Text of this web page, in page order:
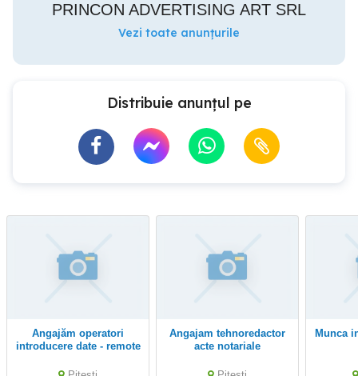
PRINCON ADVERTISING ART SRL
Vezi toate anunțurile
Distribuie anunțul pe
Angajăm operatori
introducere date - remote
Angajam tehnoredactor
acte notariale
munca inteligenta 2-3 ore